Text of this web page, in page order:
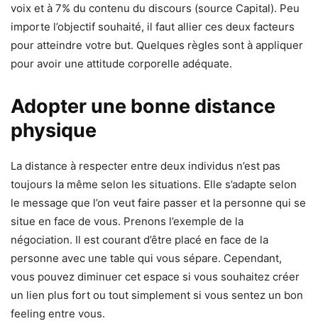
voix et à 7% du contenu du discours (source Capital). Peu
importe l’objectif souhaité, il faut allier ces deux facteurs
pour atteindre votre but. Quelques règles sont à appliquer
pour avoir une attitude corporelle adéquate.
Adopter une bonne distance
physique
La distance à respecter entre deux individus n’est pas
toujours la même selon les situations. Elle s’adapte selon
le message que l’on veut faire passer et la personne qui se
situe en face de vous. Prenons l’exemple de la
négociation. Il est courant d’être placé en face de la
personne avec une table qui vous sépare. Cependant,
vous pouvez diminuer cet espace si vous souhaitez créer
un lien plus fort ou tout simplement si vous sentez un bon
feeling entre vous.